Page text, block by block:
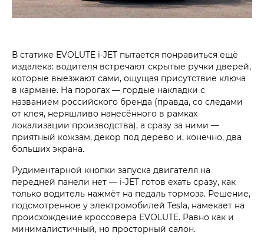
В статике EVOLUTE i‑JET пытается понравиться ещё
издалека: водителя встречают скрытые ручки дверей,
которые выезжают сами, ощущая присутствие ключа
в кармане. На порогах — гордые накладки с
названием российского бренда (правда, со следами
от клея, неряшливо нанесённого в рамках
локализации производства), а сразу за ними —
приятный кожзам, декор под дерево и, конечно, два
больших экрана.
Рудиментарной кнопки запуска двигателя на
передней панели нет — i‑JET готов ехать сразу, как
только водитель нажмёт на педаль тормоза. Решение,
подсмотренное у электромобилей Tesla, намекает на
происхождение кроссовера EVOLUTE. Равно как и
минималистичный, но просторный салон.